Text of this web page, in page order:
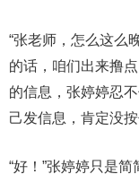
“张老师，怎么这么
的话，咱们出来撸
的信息，张婷婷忍
己发信息，肯定没按
“好！”张婷婷只是